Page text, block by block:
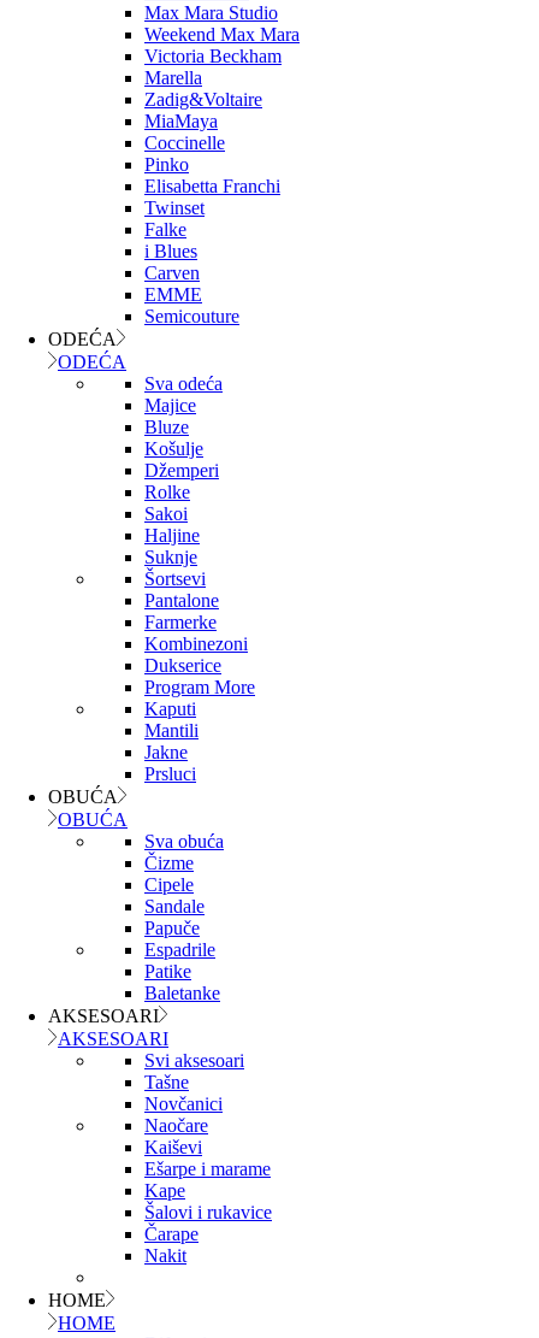
Max Mara Studio
Weekend Max Mara
Victoria Beckham
Marella
Zadig&Voltaire
MiaMaya
Coccinelle
Pinko
Elisabetta Franchi
Twinset
Falke
i Blues
Carven
EMME
Semicouture
ODEĆA
ODEĆA
Sva odeća
Majice
Bluze
Košulje
Džemperi
Rolke
Sakoi
Haljine
Suknje
Šortsevi
Pantalone
Farmerke
Kombinezoni
Dukserice
Program More
Kaputi
Mantili
Jakne
Prsluci
OBUĆA
OBUĆA
Sva obuća
Čizme
Cipele
Sandale
Papuče
Espadrile
Patike
Baletanke
AKSESOARI
AKSESOARI
Svi aksesoari
Tašne
Novčanici
Naočare
Kaiševi
Ešarpe i marame
Kape
Šalovi i rukavice
Čarape
Nakit
HOME
HOME